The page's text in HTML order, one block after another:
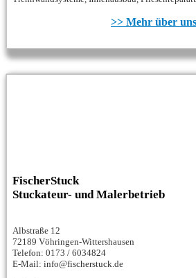
>> Mehr über
FischerStuck
Stuckateur- und Malerbetrieb
Albstraße 12
72189 Vöhringen-Wittershausen
Telefon: 0173 / 6034824
E-Mail: info@fischerstuck.de